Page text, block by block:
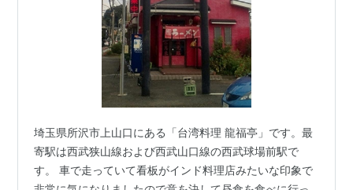
埼玉県所沢市上山口にある「台湾料理 龍福亭」です。最
寄駅は西武狭山線および西武山口線の西武球場前駅で
す。 車で走っていて看板がインド料理店みたいな印象で